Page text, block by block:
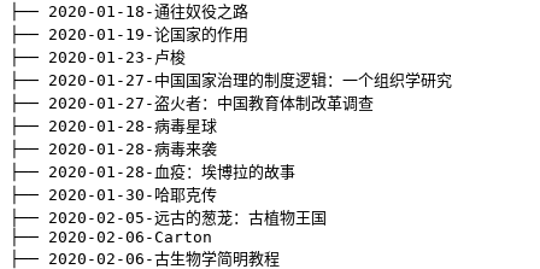
├── 2020 -01-18-通往奴役之路
├── 2020 -01-19-论国家的作用
├── 2020 -01-23-卢梭
├── 2020 -01-27-中国国家治理的制度逻辑：一个组织学研究
├── 2020 -01-27-盗火者：中国教育体制改革调查
├── 2020 -01-28-病毒星球
├── 2020 -01-28-病毒来袭
├── 2020 -01-28-血疫：埃博拉的故事
├── 2020 -01-30-哈耶克传
├── 2020 -02-05-远古的葱茏：古植物王国
├── 2020 -02-06-Carton
├── 2020 -02-06-古生物学简明教程